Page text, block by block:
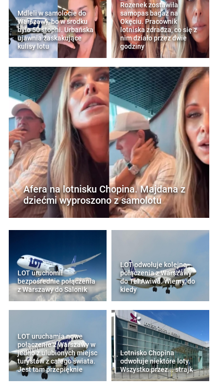
Mdleli w samolocie do
Warszawy, bo w środku
było 50 stopni. Urbańska
ujawnia zaskakujące
kulisy lotu
Rozenek zostawiła
samopas bagaż na
Okęciu. Pracownik
lotniska zdradza, co się z
nim działo przez dwie
godziny
Afera na lotnisku Chopina. Majdana z
dziećmi wyproszono z samolotu
LOT uruchomił
bezpośrednie połączenia
z Warszawy do Salonik
LOT odwołuje kolejne
połączenia z Warszawy
do Tel Awiwu. Wiemy, do
kiedy
LOT uruchamia nowe
połączenie z Warszawy w
jedno z ulubionych miejsc
turystów z całego świata.
Jest tam przepięknie
Lotnisko Chopina
odwołuje niektóre loty.
Wszystko przez... strajk